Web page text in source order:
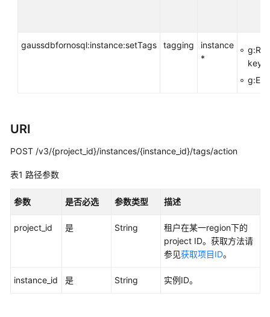
接
皮
书
SDK
考
API
使
gaussdbfornosql:instance:setTags tagging
instance
*
key>
URI
POST /v3/{project_id}/instances/{instance_id}/tags/action
表1 路径参数
参数 是否必选 参数类型 描述
project_id 是 String
租户在某一region下的
project ID。获取方法请
参见获取项目ID。
instance_id 是 String 实例ID。